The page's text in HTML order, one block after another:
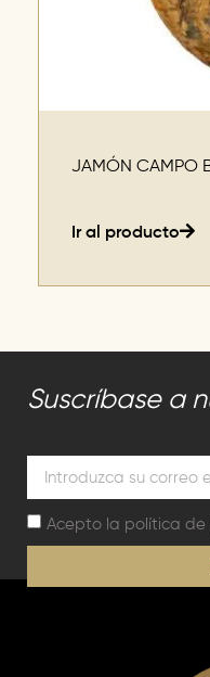
JAMÓN CAMPO
Ir al producto
Suscríbase a
Acepto la política